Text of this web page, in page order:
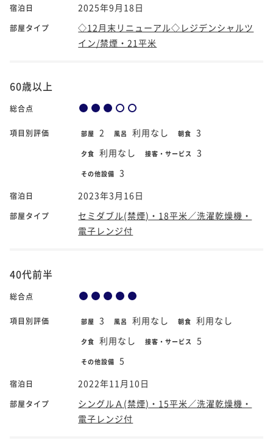
宿泊日 2025年9月18日
部屋タイプ
◇12月末リニューアル◇レジデンシャルツ
イン/禁煙・21平米
60歳以上
総合点
項目別評価 部屋 2 風呂 利用なし 朝食 3
夕食 利用なし 接客・サービス 3
その他設備 3
宿泊日 2023年3月16日
部屋タイプ
セミダブル(禁煙)・18平米／洗濯乾燥機・
電子レンジ付
40代前半
総合点
項目別評価 部屋 3 風呂 利用なし 朝食 利用なし
夕食 利用なし 接客・サービス 5
その他設備 5
宿泊日 2022年11月10日
部屋タイプ
シングルＡ(禁煙)・15平米／洗濯乾燥機・
電子レンジ付